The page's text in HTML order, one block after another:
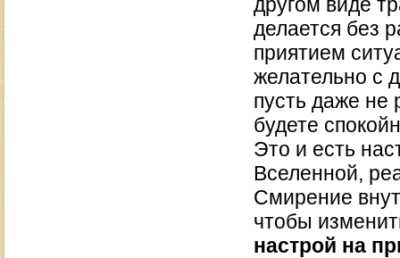
делается без
приятием
желательно с
пусть даже не
будете
Это и есть
Вселенной,
Смирение
чтобы
настрой на